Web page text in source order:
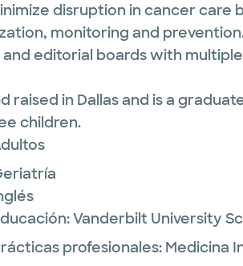
disruption in cancer
monitoring and
editorial boards with
raised in Dallas and is a
children.
Vanderbilt University
profesionales: Medicina